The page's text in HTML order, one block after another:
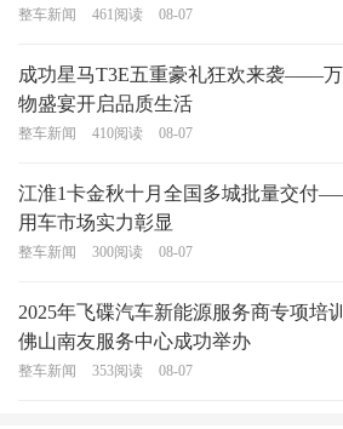
整车新闻 461阅读 08-07
成功星马T3E五重豪礼狂欢来袭——
物盛宴开启品质生活
整车新闻 410阅读 08-07
江淮1卡金秋十月全国多城批量交付
用车市场实力彰显
整车新闻 300阅读 08-07
2025年飞碟汽车新能源服务商专项
佛山南友服务中心成功举办
整车新闻 353阅读 08-07